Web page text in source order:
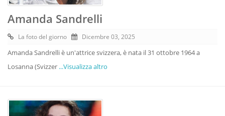
Amanda Sandrelli
La foto del giorno Dicembre 03, 2025
Amanda Sandrelli è un'attrice svizzera, è nata il 31 ottobre 1964 a
Losanna (Svizzer ...Visualizza altro